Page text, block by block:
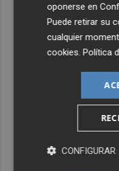
oponerse en
Puede retirar su
cualquier
cookies .Política
CONFIGURAR